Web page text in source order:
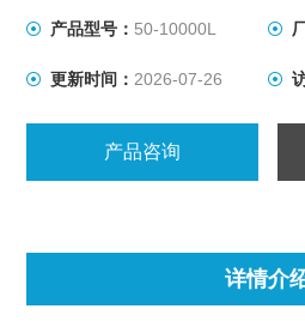
行搅拌反应的选设备。
产品型号： 50-10000L
更新时间： 2026-07-26
产品咨询
详情介